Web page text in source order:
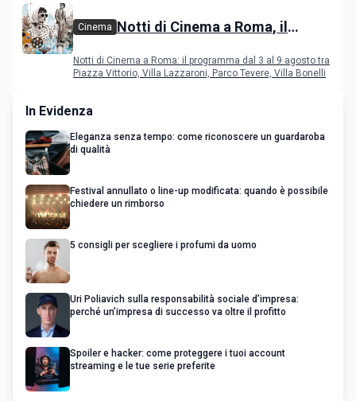
Cinema Notti di Cinema a Roma, il
Notti di Cinema a Roma: il programma dal 3 al 9 agosto tra
Piazza Vittorio, Villa Lazzaroni, Parco Tevere, Villa Bonelli
In Evidenza
Eleganza senza tempo: come riconoscere un guardaroba
di qualità
Festival annullato o line-up modificata: quando è possibile
chiedere un rimborso
5 consigli per scegliere i profumi da uomo
Uri Poliavich sulla responsabilità sociale d’impresa:
perché un’impresa di successo va oltre il profitto
Spoiler e hacker: come proteggere i tuoi account
streaming e le tue serie preferite